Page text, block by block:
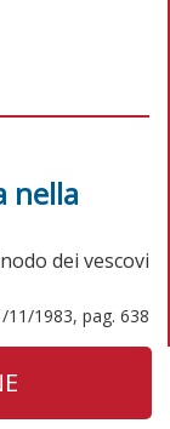
nella
dei vescovi
1983, pag. 638